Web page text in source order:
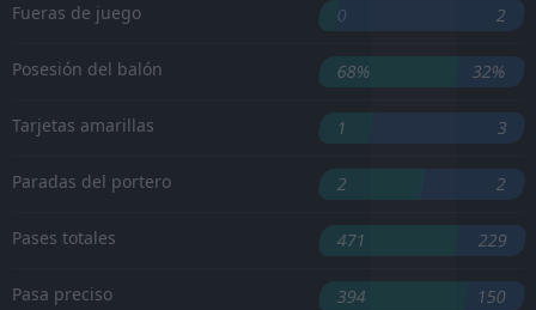
Fueras de juego 0 2
Posesión del balón 68% 32%
Tarjetas amarillas 1 3
Paradas del portero 2 2
Pases totales 471 229
Pasa preciso 394 150